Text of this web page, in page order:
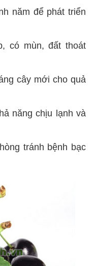
năm để phát triển
có mùn, đất thoát
cây mới cho quả
năng chịu lạnh và
tránh bệnh bạc